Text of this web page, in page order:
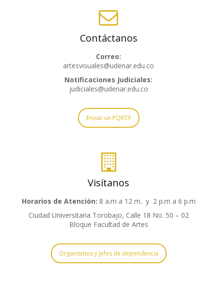
Contáctanos
Correo:
artesvisuales@udenar.edu.co
Notificaciones Judiciales:
judiciales@udenar.edu.co
Enviar un PQRS'F
Visítanos
Horarios de Atención: 8 a.m a 12 m. y 2 p.m a 6 p.m
Ciudad Universitaria Torobajo, Calle 18 No. 50 – 02
Bloque Facultad de Artes
Organismos y Jefes de dependencia